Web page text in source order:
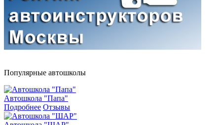
Популярные автошколы
Автошкола "Папа"
Подробнее Отзывы